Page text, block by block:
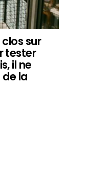
sur
tester
il ne
la